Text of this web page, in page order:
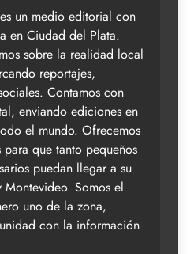
es un medio editorial con
en Ciudad del Plata.
sobre la realidad local
reportajes,
Contamos con
enviando ediciones en
el mundo. Ofrecemos
que tanto pequeños
puedan llegar a su
Montevideo. Somos el
uno de la zona,
con la información